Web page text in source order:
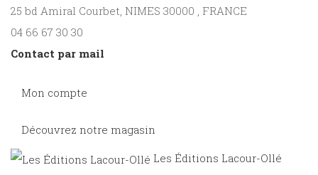
25 bd Amiral Courbet, NIMES 30000 , FRANCE
04 66 67 30 30
Contact par mail
Mon compte
Découvrez notre magasin
Les Éditions Lacour-Ollé